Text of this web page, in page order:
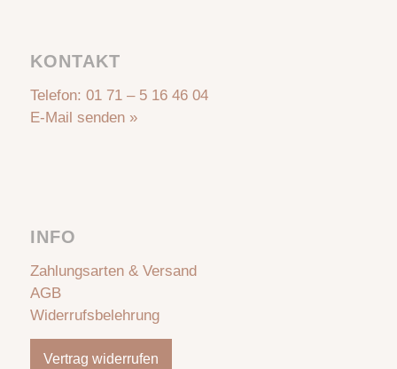
KONTAKT
Telefon: 01 71 – 5 16 46 04
E-Mail senden »
INFO
Zahlungsarten & Versand
AGB
Widerrufsbelehrung
Vertrag widerrufen